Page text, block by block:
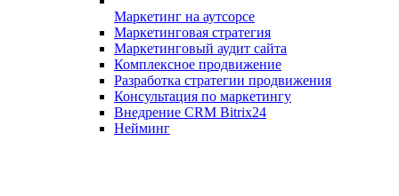
Маркетинг на аутсорсе
Маркетинговая стратегия
Маркетинговый аудит сайта
Комплексное продвижение
Разработка стратегии продвижения
Консультация по маркетингу
Внедрение CRM Bitrix24
Нейминг